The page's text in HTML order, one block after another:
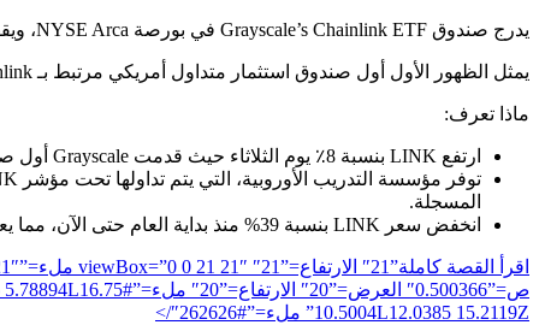
يدرج صندوق Grayscale’s Chainlink ETF في بورصة NYSE Arca، ويقفز سعر LINK
يمثل الظهور الأول أول صندوق استثمار متداول أمريكي مرتبط بـ Chainlink، والذي يؤمن عشرات المليارات من الدولارات من قيمة onchain عبر DeFi والألعاب.
ماذا تعرف:
ارتفع LINK بنسبة 8٪ يوم الثلاثاء حيث قدمت Grayscale أول صندوق استثمار متداول في الولايات المتحدة يتتبع رمز Chainlink.
المسجلة.
انخفض سعر LINK بنسبة 39% منذ بداية العام حتى الآن، مما يعكس ضعفًا أوسع نطاقًا في سوق العملات المشفرة.
ص=”0.500366″ العرض=”20″ الارتفاع=”20″ ملء=”#D9D9D9″/>
10.5004L12.0385 15.2119Z” ملء=”#262626″/>